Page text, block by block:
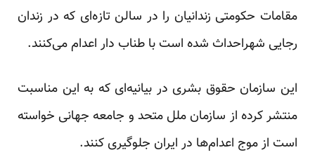
مقامات حکومتی زندانیان را در سالن تازەای که در زندان
رجایی شهراحداث شدە است با طناب دار اعدام می‌کنند.
این سازمان حقوق بشری در بیانیه‌ای که به این مناسبت
منتشر کرده از سازمان ملل متحد و جامعە جهانی خواسته
است از موج اعدام‌ها در ایران جلوگیری کنند.